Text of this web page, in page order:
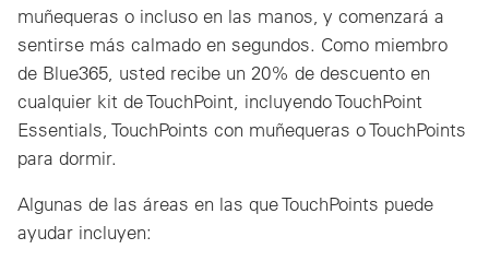
muñequeras o incluso en las manos, y comenzará a
sentirse más calmado en segundos. Como miembro
de Blue365, usted recibe un 20% de descuento en
cualquier kit de TouchPoint, incluyendo TouchPoint
Essentials, TouchPoints con muñequeras o TouchPoints
para dormir.
Algunas de las áreas en las que TouchPoints puede
ayudar incluyen: